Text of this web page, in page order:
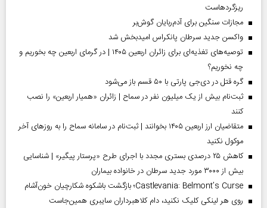
ریزگردهاست
مجازات سنگین برای آدم‌ربایان گوش‌بر
واکسن جدید سرطان پانکراس امیدبخش شد
توصیه‌های تغذیه‌ای برای زائران اربعین ۱۴۰۵ | در گرمای اربعین چه بخوریم و
چه نخوریم؟
گره قتل در دی‌جی پارتی با ۵۰ قسم باز می‌شود
ثبت‌نام بیش از یک میلیون نفر در سماح | زائران «همیار اربعین» را نصب
کنند
متقاضیان ارز اربعین ۱۴۰۵ بخوانند | ثبت‌نام در سامانه سماح را به روز‌های آخر
موکول نکنید
کاهش ۲۵ درصدی بستری مجدد با اجرای طرح «پرستار پیگیر» | شناسایی
بیش از ۳۰۰۰ مورد جدید سرطان در خانواده بیماران
Castlevania: Belmont’s Curse؛ بازگشت باشکوه شکارچیان خون‌آشام
روی هر لینکی کلیک نکنید، دام کلاهبرداران سایبری همین‌جاست